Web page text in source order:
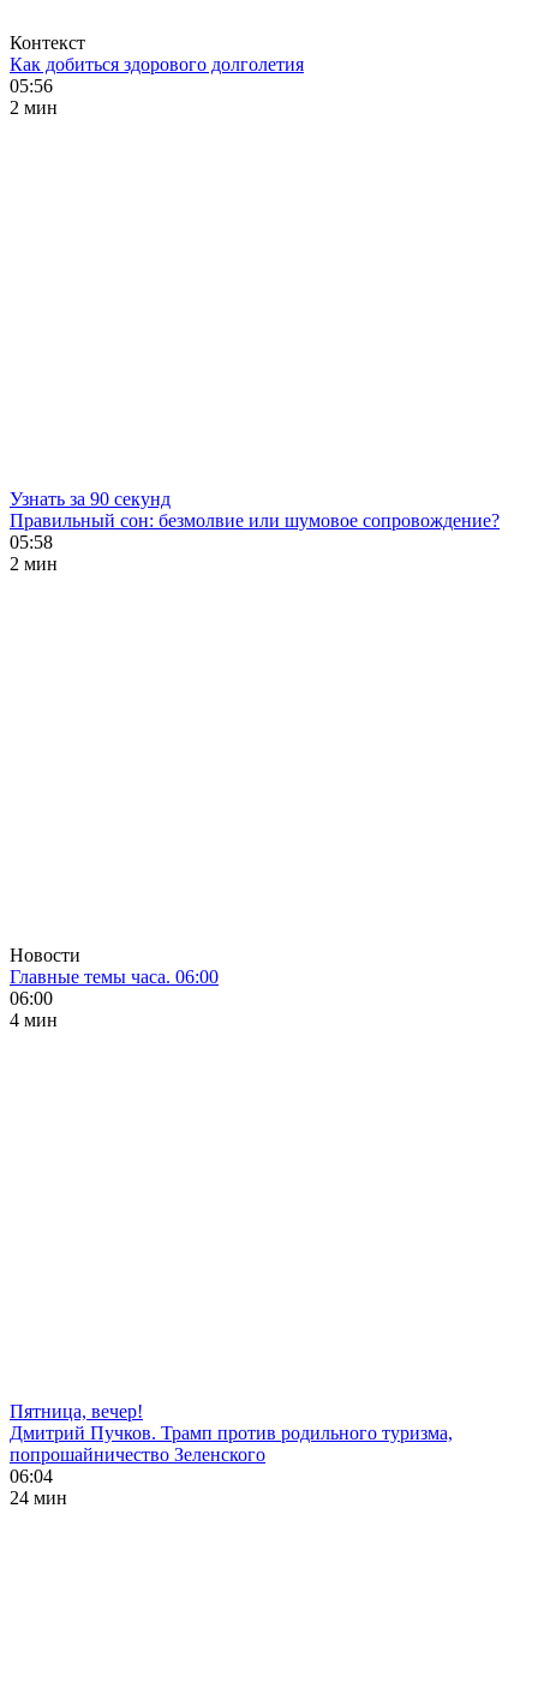
Контекст
Как добиться здорового долголетия
05:56
2 мин
Узнать за 90 секунд
Правильный сон: безмолвие или шумовое сопровождение?
05:58
2 мин
Новости
Главные темы часа. 06:00
06:00
4 мин
Пятница, вечер!
Дмитрий Пучков. Трамп против родильного туризма,
попрошайничество Зеленского
06:04
24 мин